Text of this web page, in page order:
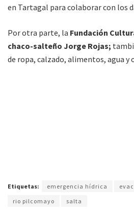
en Tartagal para colaborar con los
Por otra parte, la Fundación
chaco-salteño Jorge Rojas;
de ropa, calzado, alimentos, agua
Etiquetas: emergencia hídrica
rio pilcomayo
salta